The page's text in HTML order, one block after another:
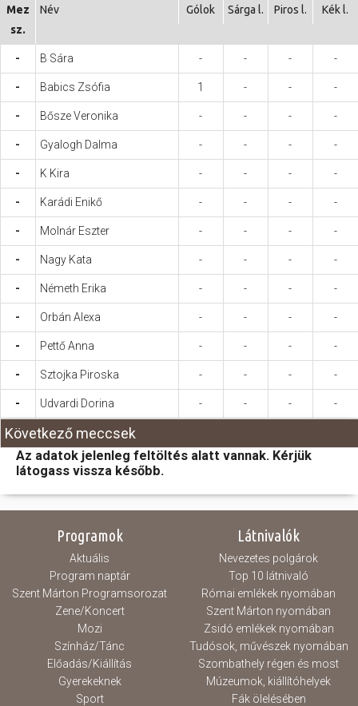
Hasznos
Mez
sz.
Név Gólok Sárga l. Piros l. Kék l.
- B Sára - - - -
- Babics Zsófia 1 - - -
- Bősze Veronika - - - -
- Gyalogh Dalma - - - -
- K Kira - - - -
- Karádi Enikő - - - -
- Molnár Eszter - - - -
- Nagy Kata - - - -
- Németh Erika - - - -
- Orbán Alexa - - - -
- Pettő Anna - - - -
- Sztojka Piroska - - - -
- Udvardi Dorina - - - -
Következő meccsek
Az adatok jelenleg feltöltés alatt vannak. Kérjük
látogass vissza később.
Programok
Aktuális
Program naptár
Szent Márton Programsorozat
Zene/Koncert
Mozi
Színház/Tánc
Előadás/Kiállítás
Gyerekeknek
Sport
Látnivalók
Nevezetes polgárok
Top 10 látnivaló
Római emlékek nyomában
Szent Márton nyomában
Zsidó emlékek nyomában
Tudósok, művészek nyomában
Szombathely régen és most
Múzeumok, kiállítóhelyek
Fák ölelésében